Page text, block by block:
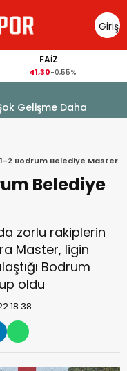
Giriş
Yap
GÜMÜŞ GRAM
97,153,12%
Gelişme Daha
2 Bodrum Belediye Master
Belediye
zorlu rakiplerin
Master, ligin
Bodrum
oldu
18:38